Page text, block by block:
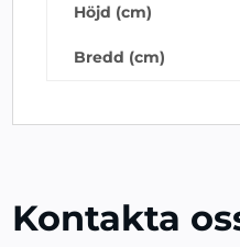
Höjd (cm)
Bredd (cm)
Kontakta